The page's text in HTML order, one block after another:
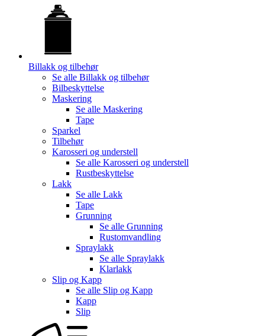
Billakk og tilbehør
Se alle Billakk og tilbehør
Bilbeskyttelse
Maskering
Se alle Maskering
Tape
Sparkel
Tilbehør
Karosseri og understell
Se alle Karosseri og understell
Rustbeskyttelse
Lakk
Se alle Lakk
Tape
Grunning
Se alle Grunning
Rustomvandling
Spraylakk
Se alle Spraylakk
Klarlakk
Slip og Kapp
Se alle Slip og Kapp
Kapp
Slip